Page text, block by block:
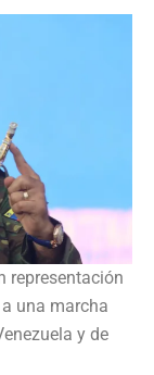
representación
una marcha
y de